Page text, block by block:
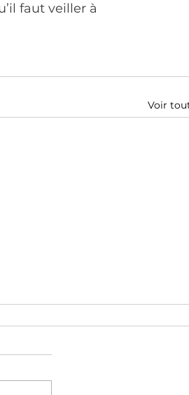
faut veiller à
Voir